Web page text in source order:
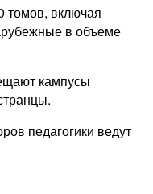
томов, включая
в объеме
кампусы
педагогики ведут